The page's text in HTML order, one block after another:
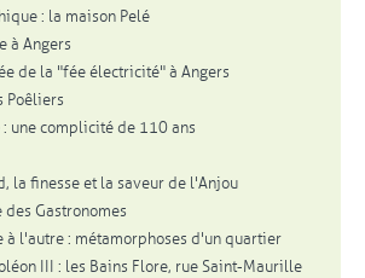
: la maison Pelé
à Angers
de la "fée électricité" à Angers
Poêliers
une complicité de 110 ans
la finesse et la saveur de l'Anjou
des Gastronomes
à l'autre : métamorphoses d'un quartier
III : les Bains Flore, rue Saint-Maurille